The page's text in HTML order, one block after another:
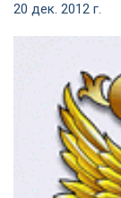
20 дек. 2012 г.